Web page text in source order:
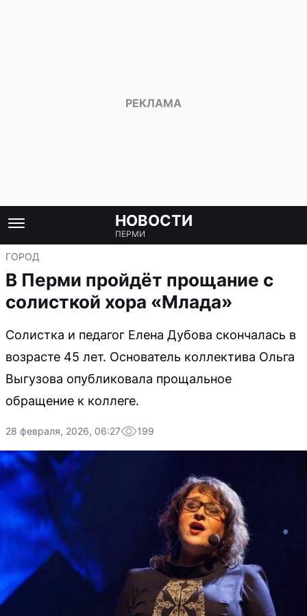
НОВОСТИ
ПЕРМИ
ГОРОД
В Перми пройдёт прощание с
солисткой хора «Млада»
Солистка и педагог Елена Дубова скончалась в
возрасте 45 лет. Основатель коллектива Ольга
Выгузова опубликовала прощальное
обращение к коллеге.
28 февраля, 2026, 06:27 199